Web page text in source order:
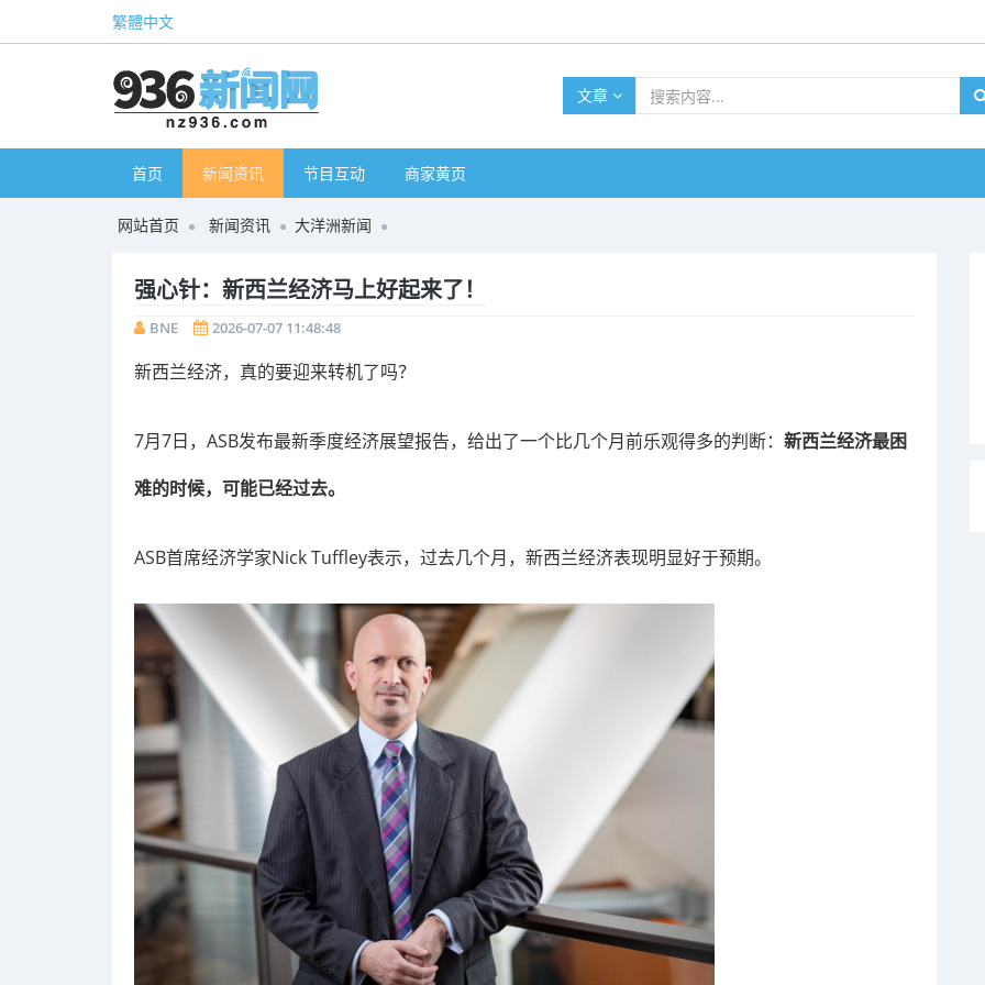
繁體中文
文章
首页 新闻资讯 节目互动 商家黄页
网站首页 新闻资讯 大洋洲新闻
强心针：新西兰经济马上好起来了！
BNE 2026-07-07 11:48:48
新西兰经济，真的要迎来转机了吗？
7月7日，ASB发布最新季度经济展望报告，给出了一个比几个月前乐观得多的判断： 新西兰经济最困
难的时候，可能已经过去。
ASB首席经济学家Nick Tuffley表示，过去几个月，新西兰经济表现明显好于预期。